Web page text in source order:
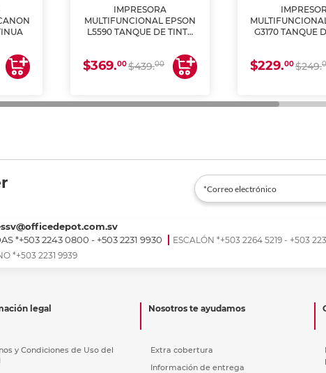
IMPRESORA
MULTIFUNCIONAL EPSON
L5590 TANQUE DE TINTA
$369.00$439.00
G3170 TANQUE
$229.00$249.
*+503 2243 0800 - +503 2231 9930
ESCALÓN *+503 2264 5219 - +503
*+503 2231 9939
legal
y Condiciones de Uso del
Nosotros te ayudamos
Extra cobertura
Información de entrega